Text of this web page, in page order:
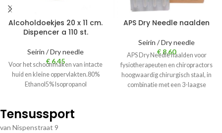
Alcoholdoekjes 20 x 11 cm.
Dispencer a 110 st.
Seirin / Dry needle
€ 6,45
Voor het schoonmaken van intacte
huid en kleine oppervlakten.80%
Ethanol5% Isopropanol
APS Dry Needle naalden
Seirin / Dry needle
€ 8,60
APS Dry Needle naalden voor
fysiotherapeuten en chiropractors
hoogwaardig chirurgisch staal, in
combinatie met een 3-laagse
Tensussport
van Nispenstraat 9